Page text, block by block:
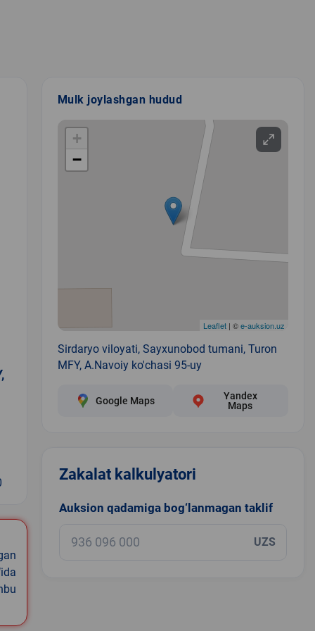
Mulk joylashgan hudud
+
−
Leaflet| ©e-auksion.uz
Sirdaryo viloyati, Sayxunobod tumani, Turon
MFY, A.Navoiy ko'chasi 95-uy
Google Maps
Yandex
Maps
Zakalat kalkulyatori
Auksion qadamiga bog‘lanmagan taklif
UZS